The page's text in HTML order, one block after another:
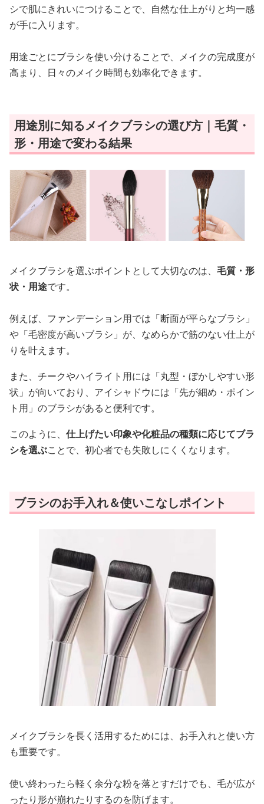
シで肌にきれいにつけることで、自然な仕上がりと均一感
が手に入ります。
用途ごとにブラシを使い分けることで、メイクの完成度が
高まり、日々のメイク時間も効率化できます。
用途別に知るメイクブラシの選び方｜毛質・
形・用途で変わる結果
メイクブラシを選ぶポイントとして大切なのは、 毛質・形
状・用途です。
例えば、ファンデーション用では「断面が平らなブラシ」
や「毛密度が高いブラシ」が、なめらかで筋のない仕上が
りを叶えます。
また、チークやハイライト用には「丸型・ぼかしやすい形
状」が向いており、アイシャドウには「先が細め・ポイン
ト用」のブラシがあると便利です。
このように、 仕上げたい印象や化粧品の種類に応じてブラ
シを選ぶことで、初心者でも失敗しにくくなります。
ブラシのお手入れ＆使いこなしポイント
メイクブラシを長く活用するためには、お手入れと使い方
も重要です。
使い終わったら軽く余分な粉を落とすだけでも、毛が広が
ったり形が崩れたりするのを防げます。